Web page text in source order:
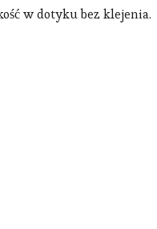
w dotyku bez klejenia.